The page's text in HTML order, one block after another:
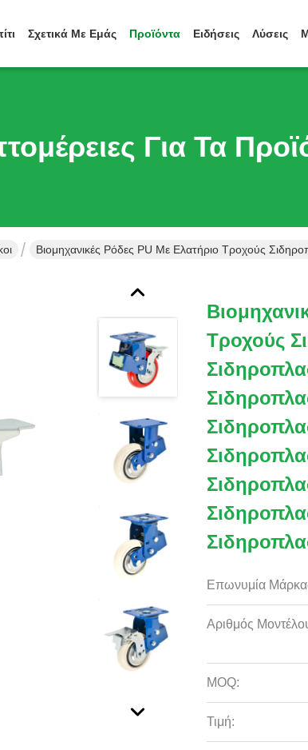
Σχετικά Με Εμάς Προϊόντα Ειδήσεις Λύσεις
Για Τα
Βιομηχανικές Ρόδες PU Με Ελατήριο Τροχούς
Τροχούς
Επωνυμία
Αριθμός
MOQ:
Τιμή: